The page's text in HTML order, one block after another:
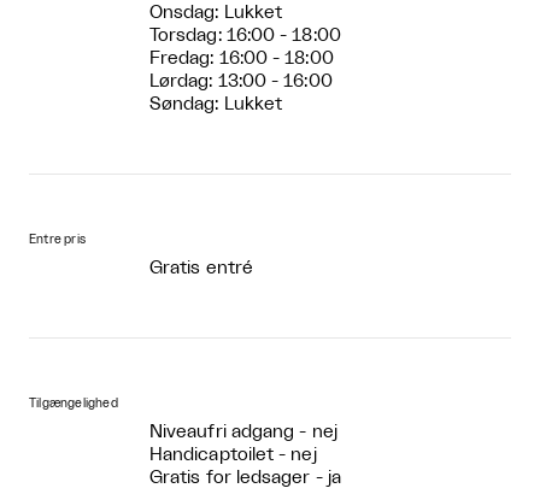
Onsdag: Lukket
Torsdag: 16:00 - 18:00
Fredag: 16:00 - 18:00
Lørdag: 13:00 - 16:00
Søndag: Lukket
Entre pris
Gratis entré
Tilgængelighed
Niveaufri adgang - nej
Handicaptoilet - nej
Gratis for ledsager - ja